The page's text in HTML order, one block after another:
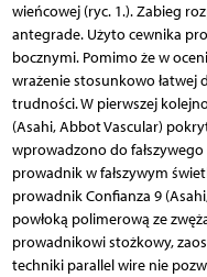
wieńcowej (ryc. 1.). Zabieg
antegrade. Użyto cewnika
bocznymi. Pomimo że w
wrażenie stosunkowo łatwej
trudności. W pierwszej
(Asahi, Abbot Vascular)
wprowadzono do fałszywego
prowadnik w fałszywym
prowadnik Confianza 9
powłoką polimerową ze
prowadnikowi stożkowy,
techniki parallel wire nie